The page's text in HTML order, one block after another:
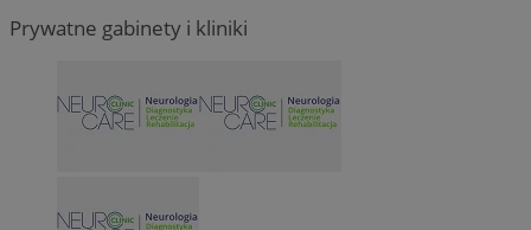
Prywatne gabinety i kliniki